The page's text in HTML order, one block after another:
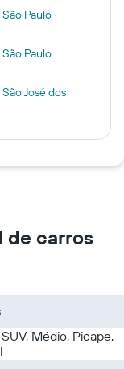
Paulo
Paulo
José dos
de carros
Médio, Picape,